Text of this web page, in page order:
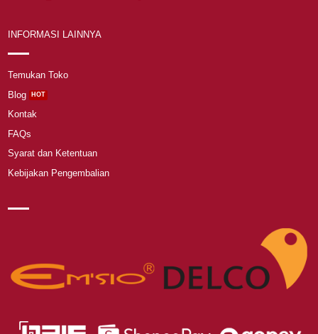
INFORMASI LAINNYA
Temukan Toko
Blog
Kontak
FAQs
Syarat dan Ketentuan
Kebijakan Pengembalian